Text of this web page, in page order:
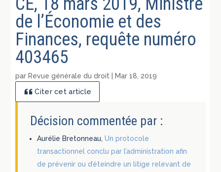
de l’Économie et des
Finances, requête numéro
403465
par Revue générale du droit Mar 18, 2019
Citer cet article
Décision commentée par :
Aurélie Bretonneau,Un protocole
transactionnel conclu par l’administration afin
de prévenir ou d’éteindre un litige relevant de